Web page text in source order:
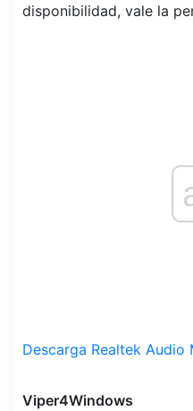
disponibilidad, vale la
Descarga Realtek Audio
Viper4Windows